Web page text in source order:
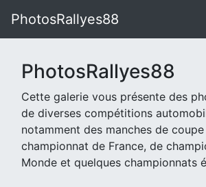
PhotosRallyes88
PhotosRallyes88
Cette galerie vous présente des
de diverses compétitions
notamment des manches de
championnat de France, de
Monde et quelques championnats